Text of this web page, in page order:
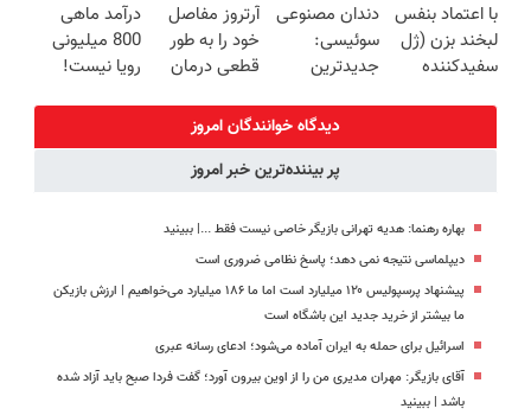
برگردون
(40%off)
پولدار شی)
آموزش رایگان
◗پرسش‌نامه◖
با اعتماد بنفس
لبخند بزن (ژل
سفیدکننده
دندان مصنوعی
سوئیسی:
جدیدترین
سبک و مقاوم |
پرداخت قسطی
آرتروز مفاصل
خود را به طور
قطعی درمان
◗پرسش‌نامه◖
درآمد ماهی
800 میلیونی
رویا نیست!
دیدگاه خوانندگان امروز
پر بیننده‌ترین خبر امروز
بهاره رهنما: هدیه تهرانی بازیگر خاصی نیست فقط ...|‌ ببینید
دیپلماسی نتیجه‌ نمی دهد؛ پاسخ نظامی ضروری است
پیشنهاد پرسپولیس ۱۲۰ میلیارد است اما ما ۱۸۶ میلیارد می‌خواهیم | ارزش بازیکن
ما بیشتر از خرید جدید این باشگاه است
اسرائیل برای حمله به ایران آماده می‌شود؛ ادعای رسانه عبری
آقای بازیگر: مهران مدیری من را از اوین بیرون آورد؛ گفت فردا صبح باید آزاد شده
باشد | ببینید